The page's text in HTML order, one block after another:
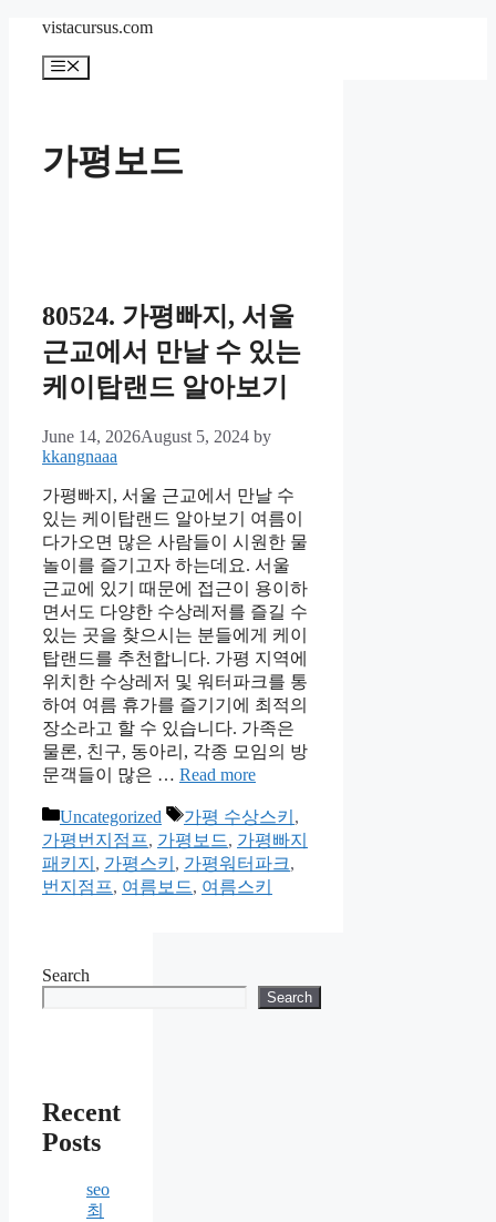
content
vistacursus.com
Menu
가평보드
80524. 가평빠지, 서울
근교에서 만날 수 있는
케이탑랜드 알아보기
June 14, 2026August 5, 2024 by
kkangnaaa
가평빠지, 서울 근교에서 만날 수
있는 케이탑랜드 알아보기 여름이
다가오면 많은 사람들이 시원한 물
놀이를 즐기고자 하는데요. 서울
근교에 있기 때문에 접근이 용이하
면서도 다양한 수상레저를 즐길 수
있는 곳을 찾으시는 분들에게 케이
탑랜드를 추천합니다. 가평 지역에
위치한 수상레저 및 워터파크를 통
하여 여름 휴가를 즐기기에 최적의
장소라고 할 수 있습니다. 가족은
물론, 친구, 동아리, 각종 모임의 방
문객들이 많은 … Read more
Categories
Uncategorized Tags
가평 수상스키 ,
가평번지점프, 가평보드, 가평빠지
패키지 , 가평스키 , 가평워터파크,
번지점프, 여름보드, 여름스키
Search
Search
Recent
Posts
seo
최